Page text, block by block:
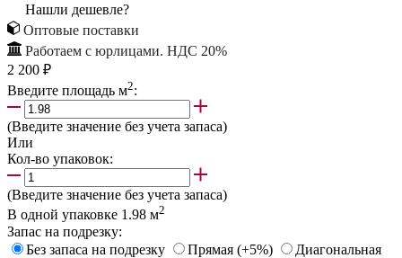
Нашли дешевле?
Оптовые поставки
Работаем с юрлицами. НДС 20%
2 200 ₽
Введите площадь м2:
(Введите значение без учета запаса)
Или
Кол-во упаковок:
(Введите значение без учета запаса)
В одной упаковке 1.98 м2
Запас на подрезку:
Без запаса на подрезку
Прямая (+5%)
Диагональная